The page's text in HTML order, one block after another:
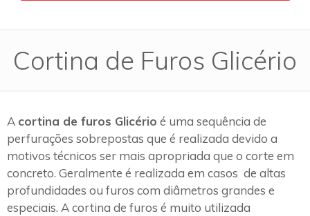
Cortina de Furos Glicério
A cortina de furos Glicério é uma sequência de
perfurações sobrepostas que é realizada devido a
motivos técnicos ser mais apropriada que o corte em
concreto. Geralmente é realizada em casos de altas
profundidades ou furos com diâmetros grandes e
especiais. A cortina de furos é muito utilizada